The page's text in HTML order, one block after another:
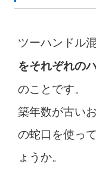
ツーハンドル
をそれぞれの
のことです。
築年数が古い
の蛇口を使っ
ょうか。